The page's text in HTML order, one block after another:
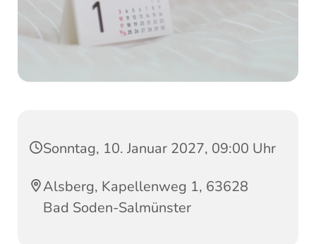
Sonntag, 10. Januar 2027, 09:00 Uhr
Alsberg, Kapellenweg 1, 63628
Bad Soden-Salmünster